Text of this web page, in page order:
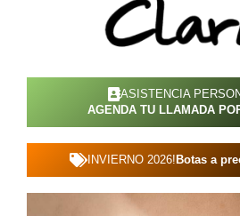
ASISTENCIA
AGENDA TU LLAMADA
INVIERNO 2026! Botas a